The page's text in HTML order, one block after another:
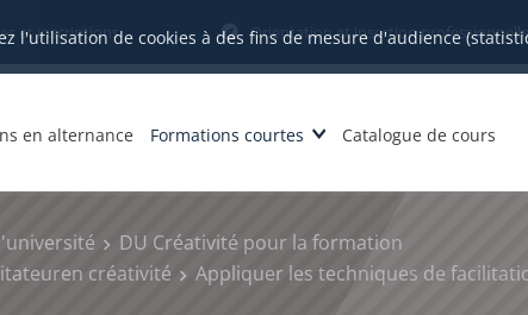
l'utilisation de cookies à des fins de mesure d'audience
et inscriptions Orientation et insertion professionnelle
en alternance Formations courtes Catalogue de cours
DU Créativité pour la formation
créativité
Appliquer les techniques de